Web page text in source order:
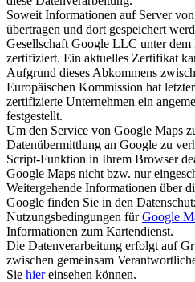
Soweit Informationen auf Server
übertragen und dort gespeichert
Gesellschaft Google LLC unter
zertifiziert. Ein aktuelles Zertifikat
Aufgrund dieses Abkommens
Europäischen Kommission hat
zertifizierte Unternehmen ein
festgestellt.
Um den Service von Google Maps
Datenübermittlung an Google zu
Script-Funktion in Ihrem Browser
Google Maps nicht bzw. nur
Weitergehende Informationen über
Google finden Sie in den
Nutzungsbedingungen fürGoogle
Informationen zum Kartendienst.
Die Datenverarbeitung erfolgt auf
zwischen gemeinsam
Sie hiereinsehen können.